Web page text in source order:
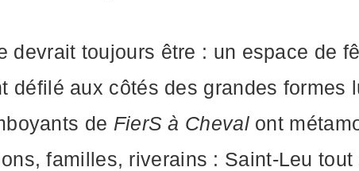
devrait toujours être : un espace de
défilé aux côtés des grandes formes
de FierS à Chevalont
familles, riverains : Saint-Leu